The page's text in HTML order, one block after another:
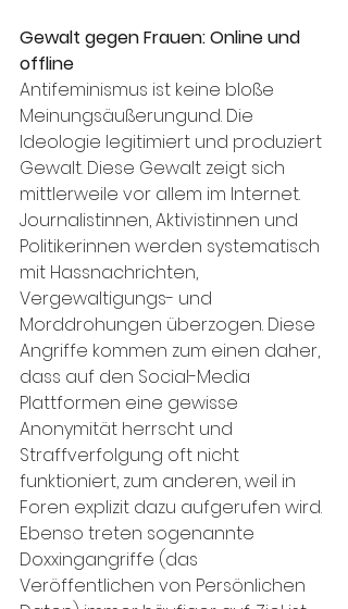
Gewalt gegen Frauen: Online und
offline
Antifeminismus ist keine bloße
Meinungsäußerungund. Die
Ideologie legitimiert und produziert
Gewalt. Diese Gewalt zeigt sich
mittlerweile vor allem im Internet.
Journalistinnen, Aktivistinnen und
Politikerinnen werden systematisch
mit Hassnachrichten,
Vergewaltigungs- und
Morddrohungen überzogen. Diese
Angriffe kommen zum einen daher,
dass auf den Social-Media
Plattformen eine gewisse
Anonymität herrscht und
Straffverfolgung oft nicht
funktioniert, zum anderen, weil in
Foren explizit dazu aufgerufen wird.
Ebenso treten sogenannte
Doxxingangriffe (das
Veröffentlichen von Persönlichen